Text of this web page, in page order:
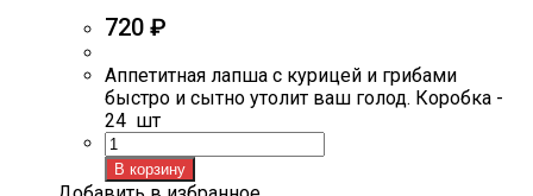
720 ₽
Аппетитная лапша с курицей и грибами
быстро и сытно утолит ваш голод. Коробка -
24 шт
Количество
товара
Лапша
В корзину